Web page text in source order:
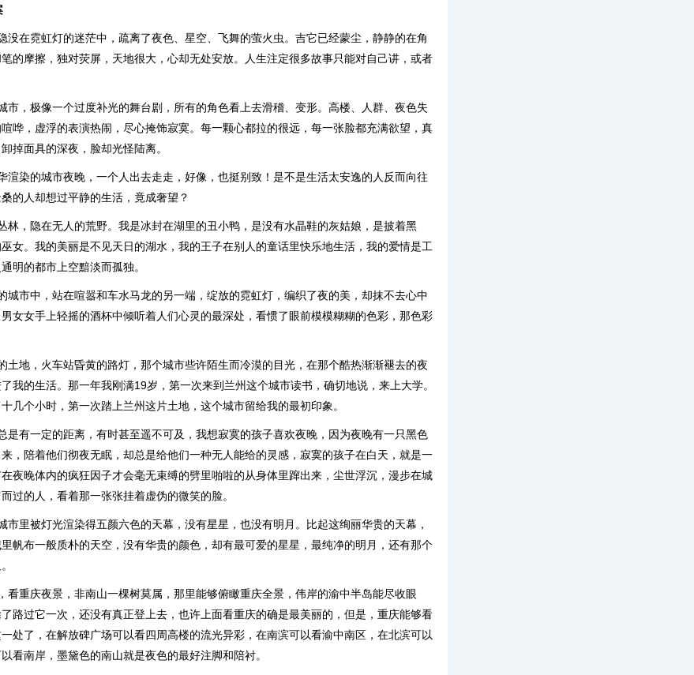
没在霓虹灯的迷茫中，疏离了夜色、星空、飞舞的萤火虫。吉它已经蒙尘，静静的在角
的摩擦，独对荧屏，天地很大，心却无处安放。人生注定很多故事只能对自己讲，或者
市，极像一个过度补光的舞台剧，所有的角色看上去滑稽、变形。高楼、人群、夜色失
哗，虚浮的表演热闹，尽心掩饰寂寞。每一颗心都拉的很远，每一张脸都充满欲望，真
掉面具的深夜，脸却光怪陆离。
渲染的城市夜晚，一个人出去走走，好像，也挺别致！是不是生活太安逸的人反而向往
的人却想过平静的生活，竟成奢望？
林，隐在无人的荒野。我是冰封在湖里的丑小鸭，是没有水晶鞋的灰姑娘，是披着黑
女。我的美丽是不见天日的湖水，我的王子在别人的童话里快乐地生活，我的爱情是工
明的都市上空黯淡而孤独。
城市中，站在喧嚣和车水马龙的另一端，绽放的霓虹灯，编织了夜的美，却抹不去心中
女女手上轻摇的酒杯中倾听着人们心灵的最深处，看惯了眼前模模糊糊的色彩，那色彩
土地，火车站昏黄的路灯，那个城市些许陌生而冷漠的目光，在那个酷热渐渐褪去的夜
我的生活。那一年我刚满19岁，第一次来到兰州这个城市读书，确切地说，来上大学。
几个小时，第一次踏上兰州这片土地，这个城市留给我的最初印象。
是有一定的距离，有时甚至遥不可及，我想寂寞的孩子喜欢夜晚，因为夜晚有一只黑色
，陪着他们彻夜无眠，却总是给他们一种无人能给的灵感，寂寞的孩子在白天，就是一
夜晚体内的疯狂因子才会毫无束缚的劈里啪啦的从身体里蹿出来，尘世浮沉，漫步在城
过的人，看着那一张张挂着虚伪的微笑的脸。
市里被灯光渲染得五颜六色的天幕，没有星星，也没有明月。比起这绚丽华贵的天幕，
帆布一般质朴的天空，没有华贵的颜色，却有最可爱的星星，最纯净的明月，还有那个
看重庆夜景，非南山一棵树莫属，那里能够俯瞰重庆全景，伟岸的渝中半岛能尽收眼
路过它一次，还没有真正登上去，也许上面看重庆的确是最美丽的，但是，重庆能够看
处了，在解放碑广场可以看四周高楼的流光异彩，在南滨可以看渝中南区，在北滨可以
看南岸，墨黛色的南山就是夜色的最好注脚和陪衬。